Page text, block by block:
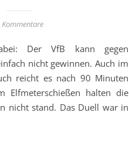
Kommentare
Der VfB kann gegen
nicht gewinnen. Auch im
reicht es nach 90 Minuten
Elfmeterschießen halten die
nicht stand. Das Duell war in